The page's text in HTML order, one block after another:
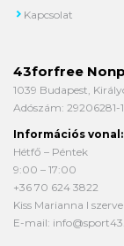
Kapcsolat
43forfree
1039 Budapest,
Adószám: 29206281-
Információs vonal:
Hétfő – Péntek
9:00 – 17:00
+36 70 624 3822
Kiss Marianna I
E-mail: